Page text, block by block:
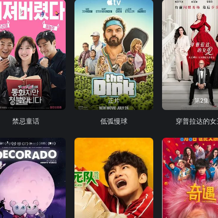
正片
禁忌童话
正片
低弧慢球
第2集
穿普拉达的